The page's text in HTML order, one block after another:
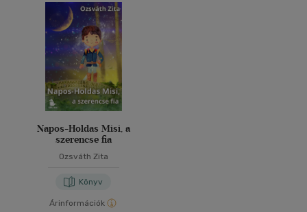
Napos-Holdas Misi, a
szerencse fia
Ozsváth Zita
Könyv
Árinformációk